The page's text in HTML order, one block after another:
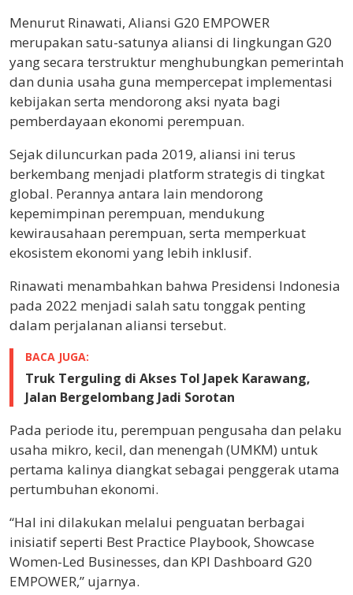
Menurut Rinawati, Aliansi G20 EMPOWER
merupakan satu-satunya aliansi di lingkungan G20
yang secara terstruktur menghubungkan pemerintah
dan dunia usaha guna mempercepat implementasi
kebijakan serta mendorong aksi nyata bagi
pemberdayaan ekonomi perempuan.
Sejak diluncurkan pada 2019, aliansi ini terus
berkembang menjadi platform strategis di tingkat
global. Perannya antara lain mendorong
kepemimpinan perempuan, mendukung
kewirausahaan perempuan, serta memperkuat
ekosistem ekonomi yang lebih inklusif.
Rinawati menambahkan bahwa Presidensi Indonesia
pada 2022 menjadi salah satu tonggak penting
dalam perjalanan aliansi tersebut.
BACA JUGA:
Truk Terguling di Akses Tol Japek Karawang,
Jalan Bergelombang Jadi Sorotan
Pada periode itu, perempuan pengusaha dan pelaku
usaha mikro, kecil, dan menengah (UMKM) untuk
pertama kalinya diangkat sebagai penggerak utama
pertumbuhan ekonomi.
“Hal ini dilakukan melalui penguatan berbagai
inisiatif seperti Best Practice Playbook, Showcase
Women-Led Businesses, dan KPI Dashboard G20
EMPOWER,” ujarnya.